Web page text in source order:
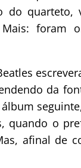
do quarteto,
foram
da
quando o
afinal de